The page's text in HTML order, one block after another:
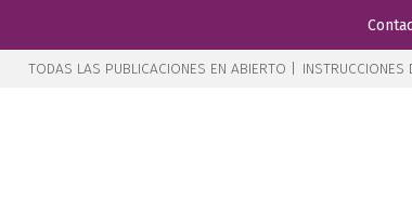
TODAS LAS PUBLICACIONES EN ABIERTO | INSTRUCCIONES